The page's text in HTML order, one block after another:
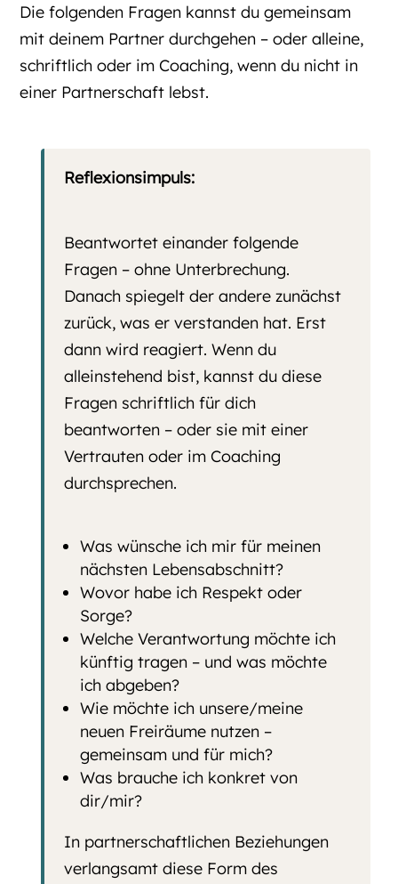
Die folgenden Fragen kannst du gemeinsam
mit deinem Partner durchgehen – oder alleine,
schriftlich oder im Coaching, wenn du nicht in
einer Partnerschaft lebst.
Reflexionsimpuls:
Beantwortet einander folgende
Fragen – ohne Unterbrechung.
Danach spiegelt der andere zunächst
zurück, was er verstanden hat. Erst
dann wird reagiert. Wenn du
alleinstehend bist, kannst du diese
Fragen schriftlich für dich
beantworten – oder sie mit einer
Vertrauten oder im Coaching
durchsprechen.
Was wünsche ich mir für meinen
nächsten Lebensabschnitt?
Wovor habe ich Respekt oder
Sorge?
Welche Verantwortung möchte ich
künftig tragen – und was möchte
ich abgeben?
Wie möchte ich unsere/meine
neuen Freiräume nutzen –
gemeinsam und für mich?
Was brauche ich konkret von
dir/mir?
In partnerschaftlichen Beziehungen
verlangsamt diese Form des